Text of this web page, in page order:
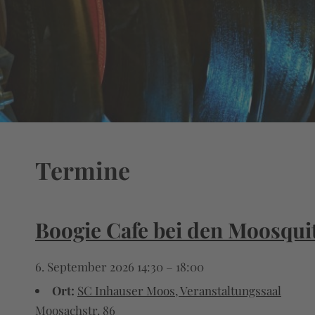
Termine
Boogie Cafe bei den
6. September 2026 14:30 – 18:00
Ort: SC Inhauser Moos, Veranstaltungssaal
Moosachstr. 86